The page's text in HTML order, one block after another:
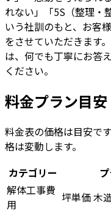
れない」「5S（整理・
いう社訓のもと、お客
をさせていただきます
は、何でも丁寧にお答
ください。
料金プラン目安
料金表の価格は目安で
格は変動します。
カテゴリー
解体工事費
用
坪単価木